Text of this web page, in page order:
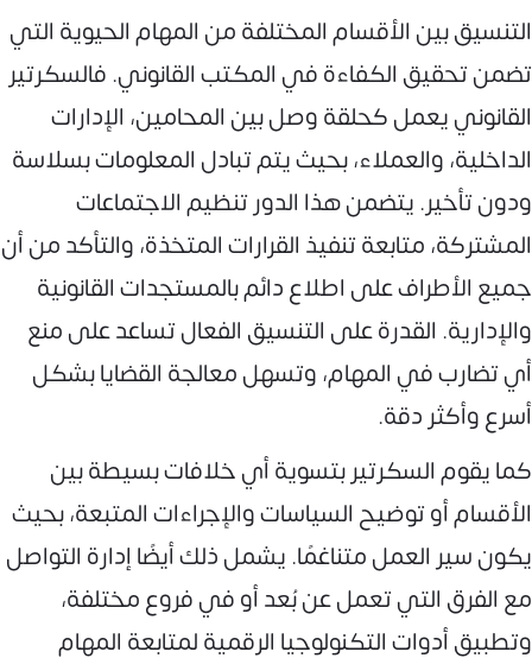
التنسيق بين الأقسام المختلفة من المهام الحيوية التي
تضمن تحقيق الكفاءة في المكتب القانوني. فالسكرتير
القانوني يعمل كحلقة وصل بين المحامين، الإدارات
الداخلية، والعملاء، بحيث يتم تبادل المعلومات بسلاسة
ودون تأخير. يتضمن هذا الدور تنظيم الاجتماعات
المشتركة، متابعة تنفيذ القرارات المتخذة، والتأكد من أن
جميع الأطراف على اطلاع دائم بالمستجدات القانونية
والإدارية. القدرة على التنسيق الفعال تساعد على منع
أي تضارب في المهام، وتسهل معالجة القضايا بشكل
أسرع وأكثر دقة.
كما يقوم السكرتير بتسوية أي خلافات بسيطة بين
الأقسام أو توضيح السياسات والإجراءات المتبعة، بحيث
يكون سير العمل متناغمًا. يشمل ذلك أيضًا إدارة التواصل
مع الفرق التي تعمل عن بُعد أو في فروع مختلفة،
وتطبيق أدوات التكنولوجيا الرقمية لمتابعة المهام